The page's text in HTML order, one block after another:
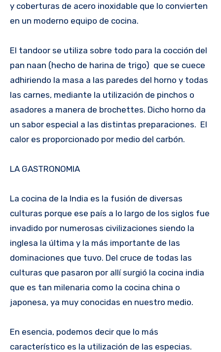
y coberturas de acero inoxidable que lo convierten
en un moderno equipo de cocina.
El tandoor se utiliza sobre todo para la cocción del
pan naan (hecho de harina de trigo) que se cuece
adhiriendo la masa a las paredes del horno y todas
las carnes, mediante la utilización de pinchos o
asadores a manera de brochettes. Dicho horno da
un sabor especial a las distintas preparaciones. El
calor es proporcionado por medio del carbón.
LA GASTRONOMIA
La cocina de la India es la fusión de diversas
culturas porque ese país a lo largo de los siglos fue
invadido por numerosas civilizaciones siendo la
inglesa la última y la más importante de las
dominaciones que tuvo. Del cruce de todas las
culturas que pasaron por allí surgió la cocina india
que es tan milenaria como la cocina china o
japonesa, ya muy conocidas en nuestro medio.
En esencia, podemos decir que lo más
característico es la utilización de las especias.